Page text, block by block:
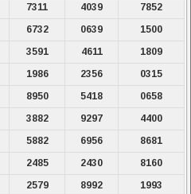
7311 4039
7852
6732 0639
1500
3591 4611
1809
1986 2356
0315
8950 5418
0658
3882 9297
4400
5882 6956
8681
2485 2430
8160
2579 8992
1993